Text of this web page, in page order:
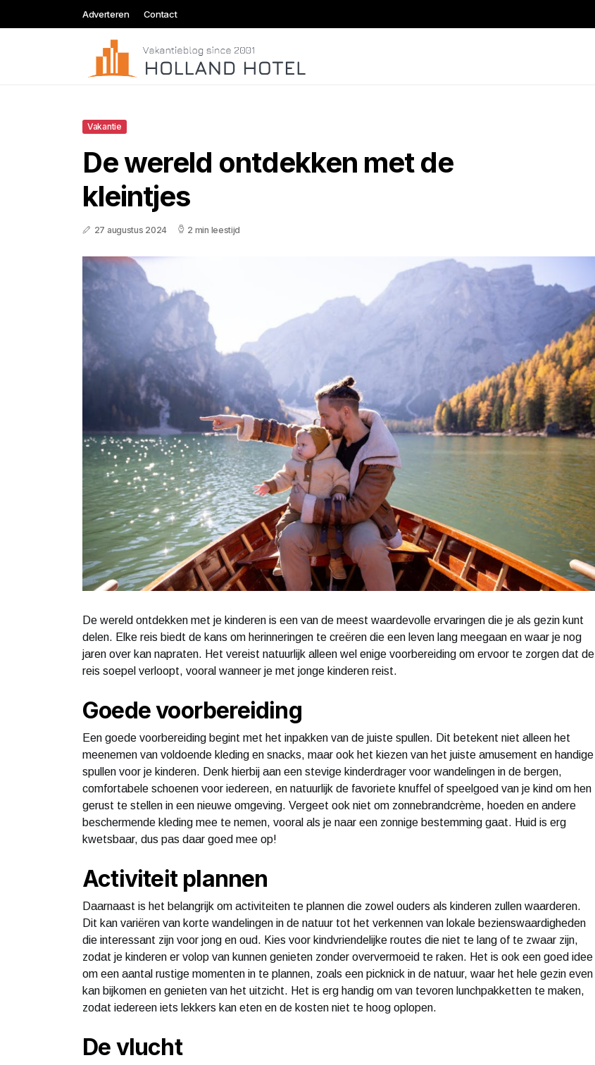
Adverteren Contact
Vakantie
De wereld ontdekken met de
kleintjes
27 augustus 2024 2 min leestijd
De wereld ontdekken met je kinderen is een van de meest waardevolle ervaringen die je als gezin kunt
delen. Elke reis biedt de kans om herinneringen te creëren die een leven lang meegaan en waar je nog
jaren over kan napraten. Het vereist natuurlijk alleen wel enige voorbereiding om ervoor te zorgen dat de
reis soepel verloopt, vooral wanneer je met jonge kinderen reist.
Goede voorbereiding
Een goede voorbereiding begint met het inpakken van de juiste spullen. Dit betekent niet alleen het
meenemen van voldoende kleding en snacks, maar ook het kiezen van het juiste amusement en handige
spullen voor je kinderen. Denk hierbij aan een stevige kinderdrager voor wandelingen in de bergen,
comfortabele schoenen voor iedereen, en natuurlijk de favoriete knuffel of speelgoed van je kind om hen
gerust te stellen in een nieuwe omgeving. Vergeet ook niet om zonnebrandcrème, hoeden en andere
beschermende kleding mee te nemen, vooral als je naar een zonnige bestemming gaat. Huid is erg
kwetsbaar, dus pas daar goed mee op!
Activiteit plannen
Daarnaast is het belangrijk om activiteiten te plannen die zowel ouders als kinderen zullen waarderen.
Dit kan variëren van korte wandelingen in de natuur tot het verkennen van lokale bezienswaardigheden
die interessant zijn voor jong en oud. Kies voor kindvriendelijke routes die niet te lang of te zwaar zijn,
zodat je kinderen er volop van kunnen genieten zonder oververmoeid te raken. Het is ook een goed idee
om een aantal rustige momenten in te plannen, zoals een picknick in de natuur, waar het hele gezin even
kan bijkomen en genieten van het uitzicht. Het is erg handig om van tevoren lunchpakketten te maken,
zodat iedereen iets lekkers kan eten en de kosten niet te hoog oplopen.
De vlucht